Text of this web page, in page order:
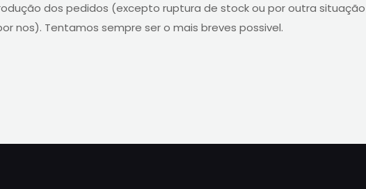
dos pedidos (excepto ruptura de stock ou por outra situação
nos). Tentamos sempre ser o mais breves possivel.